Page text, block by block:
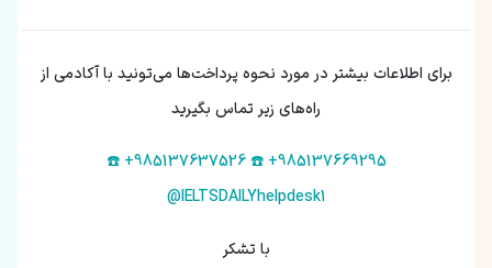
برای اطلاعات بیشتر در مورد نحوه پرداخت‌ها می‌تونید با آکادمی از
راه‌های زیر تماس بگیرید
☎️ +985137637526 ☎️ +985137669295
@IELTSDAILYhelpdesk1
با تشکر